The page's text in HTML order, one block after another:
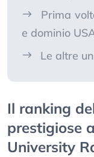
Prima
e dominio
Le altre
Il ranking
prestigiose
University